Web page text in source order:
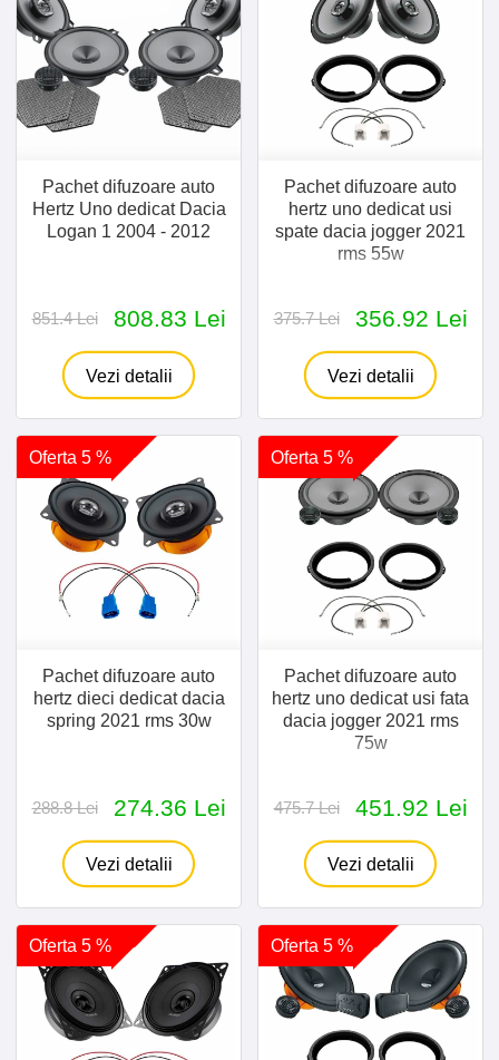
Pachet difuzoare auto
Hertz Uno dedicat Dacia
Logan 1 2004 - 2012
851.4 Lei 808.83 Lei
Vezi detalii
Pachet difuzoare auto
hertz uno dedicat usi
spate dacia jogger 2021
rms 55w
375.7 Lei 356.92 Lei
Vezi detalii
Oferta 5 %
Pachet difuzoare auto
hertz dieci dedicat dacia
spring 2021 rms 30w
288.8 Lei 274.36 Lei
Vezi detalii
Oferta 5 %
Pachet difuzoare auto
hertz uno dedicat usi fata
dacia jogger 2021 rms
75w
475.7 Lei 451.92 Lei
Vezi detalii
Oferta 5 % Oferta 5 %